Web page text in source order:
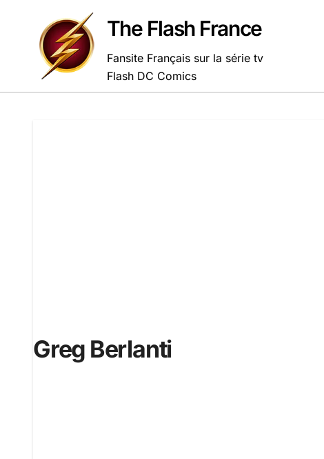
contenu
The Flash France
Fansite Français sur la série tv
Flash DC Comics
Greg Berlanti